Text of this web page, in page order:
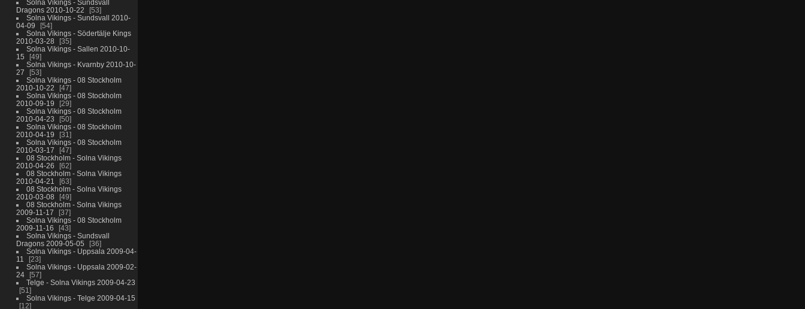
Solna Vikings - Sundsvall
Dragons 2010-10-22
53
Solna Vikings - Sundsvall 2010-
04-09
54
Solna Vikings - Södertälje Kings
2010-03-28
35
Solna Vikings - Sallen 2010-10-
15
49
Solna Vikings - Kvarnby 2010-10-
27
53
Solna Vikings - 08 Stockholm
2010-10-22
47
Solna Vikings - 08 Stockholm
2010-09-19
29
Solna Vikings - 08 Stockholm
2010-04-23
50
Solna Vikings - 08 Stockholm
2010-04-19
31
Solna Vikings - 08 Stockholm
2010-03-17
47
08 Stockholm - Solna Vikings
2010-04-26
62
08 Stockholm - Solna Vikings
2010-04-21
63
08 Stockholm - Solna Vikings
2010-03-08
49
08 Stockholm - Solna Vikings
2009-11-17
37
Solna Vikings - 08 Stockholm
2009-11-16
43
Solna Vikings - Sundsvall
Dragons 2009-05-05
36
Solna Vikings - Uppsala 2009-04-
11
23
Solna Vikings - Uppsala 2009-02-
24
57
Telge - Solna Vikings 2009-04-23
51
Solna Vikings - Telge 2009-04-15
12